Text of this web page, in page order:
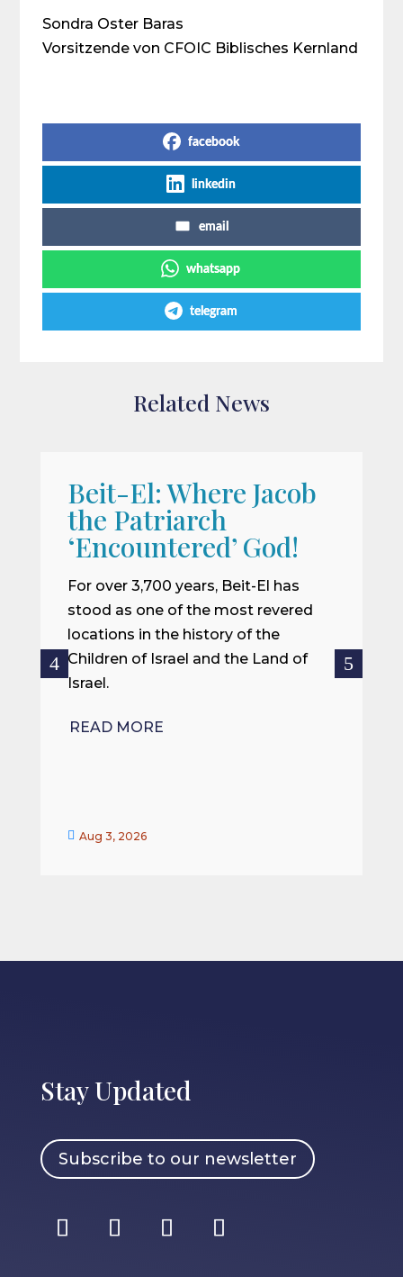
Sondra Oster Baras
Vorsitzende von CFOIC Biblisches Kernland
facebook
linkedin
email
whatsapp
telegram
Related News
Beit-El: Where Jacob
the Patriarch
‘Encountered’ God!
For over 3,700 years, Beit-El has
stood as one of the most revered
locations in the history of the
Children of Israel and the Land of
Israel.
READ MORE
 Aug 3, 2026
Stay Updated
Subscribe to our newsletter